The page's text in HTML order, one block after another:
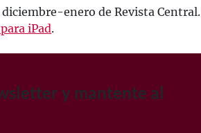
enero de Revista Central.
iPad.
y mantente al